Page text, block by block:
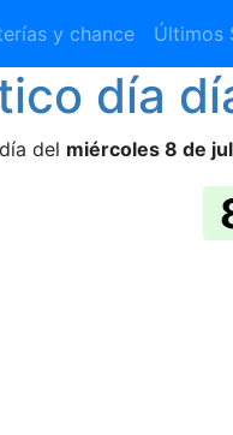
y chance Últimos
día
del miércoles 8 de